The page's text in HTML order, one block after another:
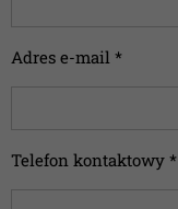
Adres e-mail *
Telefon kontaktowy *